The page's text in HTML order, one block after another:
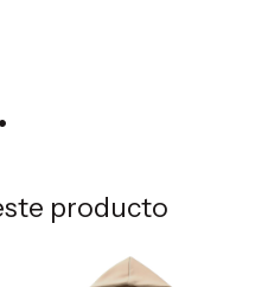
producto